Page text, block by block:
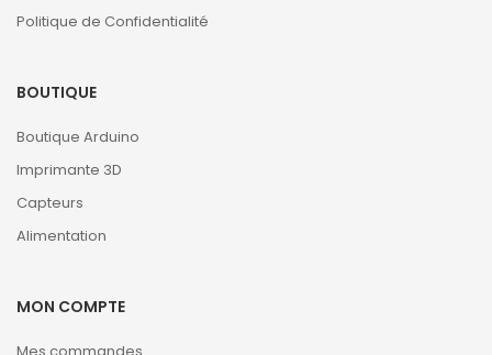
Politique de Confidentialité
BOUTIQUE
Boutique Arduino
Imprimante 3D
Capteurs
Alimentation
MON COMPTE
Mes commandes